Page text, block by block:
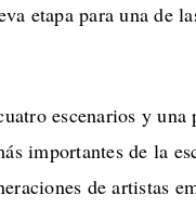
etapa para una de
escenarios y
importantes de la
de artistas